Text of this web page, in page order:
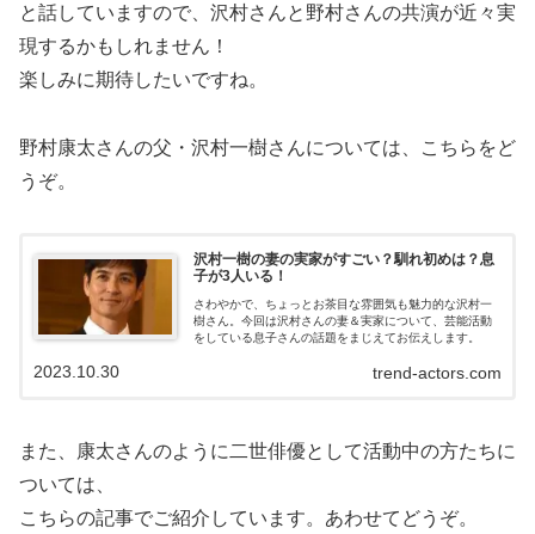
と話していますので、沢村さんと野村さんの共演が近々実
現するかもしれません！
楽しみに期待したいですね。
野村康太さんの父・沢村一樹さんについては、こちらをど
うぞ。
沢村一樹の妻の実家がすごい？馴れ初めは？息
子が3人いる！
さわやかで、ちょっとお茶目な雰囲気も魅力的な沢村一
樹さん。今回は沢村さんの妻＆実家について、芸能活動
をしている息子さんの話題をまじえてお伝えします。
trend-actors.com
2023.10.30
また、康太さんのように二世俳優として活動中の方たちに
ついては、
こちらの記事でご紹介しています。あわせてどうぞ。